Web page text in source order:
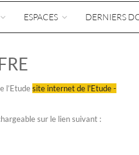
ESPACES DERNIERS
l’Etudesite internet de l'Etude -
sur le lien suivant :